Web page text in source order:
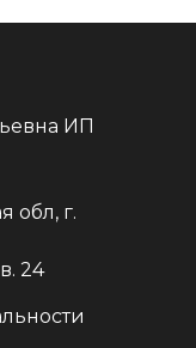
ИП
обл, г.
24